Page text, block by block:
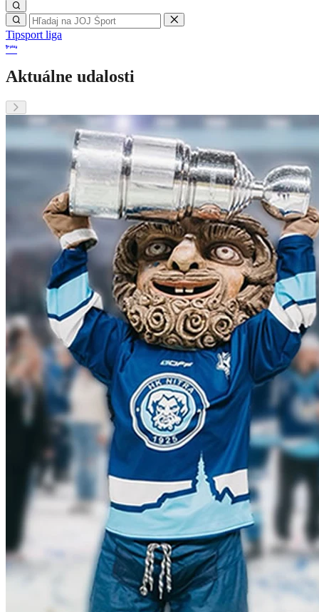
Tipsport liga
Aktuálne udalosti